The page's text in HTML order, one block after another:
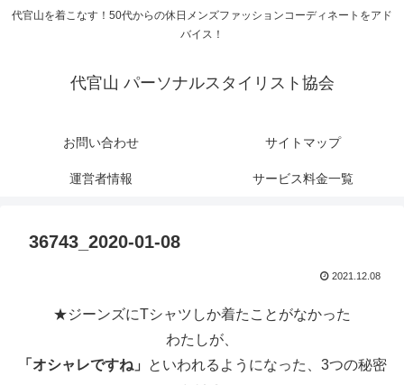
代官山を着こなす！50代からの休日メンズファッションコーディネートをアド
バイス！
代官山 パーソナルスタイリスト協会
お問い合わせ サイトマップ
運営者情報 サービス料金一覧
36743_2020-01-08
2021.12.08
★ジーンズにTシャツしか着たことがなかった
わたしが、
「オシャレですね」
といわれるようになった、3つの秘密